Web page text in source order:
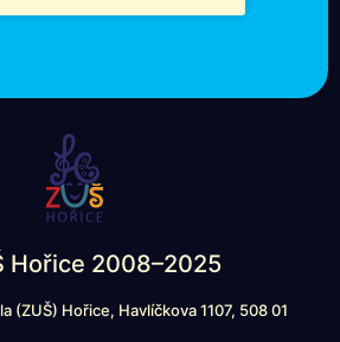
Hořice 2008–2025
(ZUŠ) Hořice, Havlíčkova 1107, 508 01